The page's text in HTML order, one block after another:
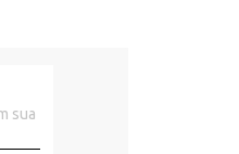
sua